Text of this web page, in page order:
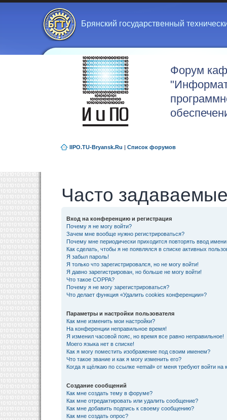
Брянский государственный
Форум
IIPO.TU-Bryansk.Ru | Список форумов
Часто
Вход на конференцию и регистрация
Почему я не могу войти?
Зачем мне вообще нужно регистрироваться?
Почему мне периодически приходится повторять ввод
Как сделать, чтобы я не появлялся в списке активных
Я забыл пароль!
Я только что зарегистрировался, но не могу войти!
Я давно зарегистрирован, но больше не могу войти!
Что такое COPPA?
Почему я не могу зарегистрироваться?
Что делает функция «Удалить cookies конференции»?
Параметры и настройки пользователя
Как мне изменить мои настройки?
На конференции неправильное время!
Я изменил часовой пояс, но время все равно неправильное!
Моего языка нет в списке!
Как я могу поместить изображение под своим именем?
Что такое звание и как я могу изменить его?
Когда я щёлкаю по ссылке «email» от меня требуют войти на
Создание сообщений
Как мне создать тему в форуме?
Как мне отредактировать или удалить сообщение?
Как мне добавить подпись к своему сообщению?
Как мне создать опрос?